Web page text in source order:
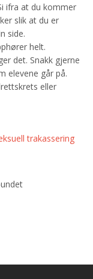
ifra at du kommer
slik at du er
side.
helt.
det. Snakk gjerne
elevene går på.
eller
trakassering